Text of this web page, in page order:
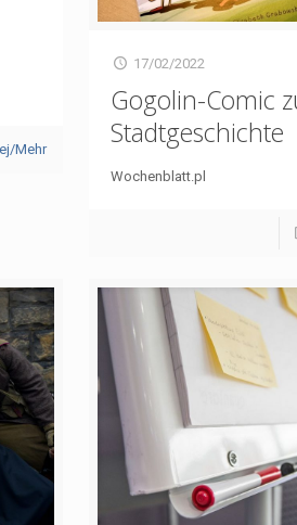
Mehr
17/02/2022
Gogolin-Comic
Stadtgeschichte
Wochenblatt.pl